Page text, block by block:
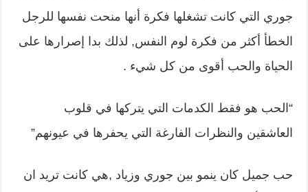
جوري التي كانت تشغلها فكرة أنها منحت نفسها للرجل
الخطأ أكثر من فكرة لوم النفس, لذلك بدا إصرارها على
الحياة والحب أقوى من كل شيء .
“الحب هو فقط الكدمات التي يتركها في قلوب
العاشقين والنظرات الفارغة التي يحفرها في عيونهم”
حب جميل كان ينمو بين جوري وزياد ,هي كانت تريد ان